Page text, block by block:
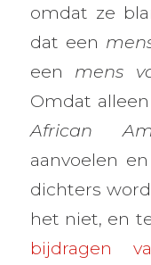
omdat ze
dat een
een mens
Omdat
African
aanvoelen
dichters
het niet, en
bijdragen